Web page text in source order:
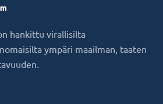
hankittu virallisilta
ympäri maailman, taaten